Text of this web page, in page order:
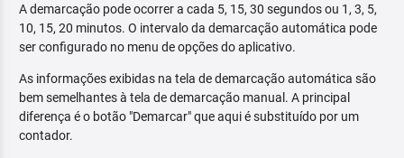
A demarcação pode ocorrer a cada 5, 15, 30 segundos ou 1, 3, 5,
10, 15, 20 minutos. O intervalo da demarcação automática pode
ser configurado no menu de opções do aplicativo.
As informações exibidas na tela de demarcação automática são
bem semelhantes à tela de demarcação manual. A principal
diferença é o botão "Demarcar" que aqui é substituído por um
contador.